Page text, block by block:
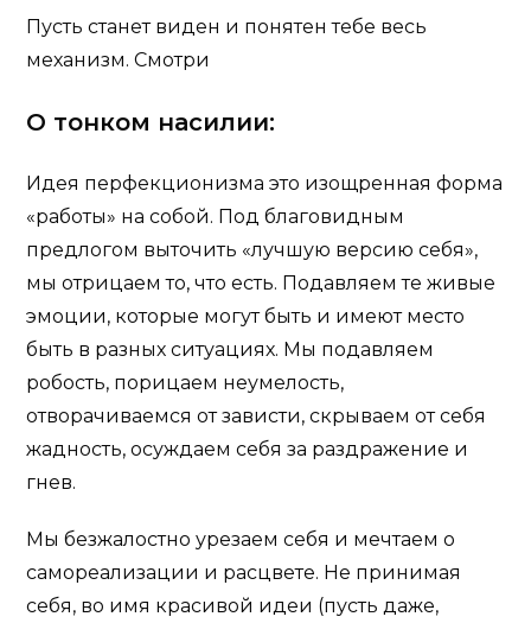
Пусть станет виден и понятен тебе весь
механизм. Смотри
О тонком насилии:
Идея перфекционизма это изощренная форма
«работы» на собой. Под благовидным
предлогом выточить «лучшую версию себя»,
мы отрицаем то, что есть. Подавляем те живые
эмоции, которые могут быть и имеют место
быть в разных ситуациях. Мы подавляем
робость, порицаем неумелость,
отворачиваемся от зависти, скрываем от себя
жадность, осуждаем себя за раздражение и
гнев.
Мы безжалостно урезаем себя и мечтаем о
самореализации и расцвете. Не принимая
себя, во имя красивой идеи (пусть даже,